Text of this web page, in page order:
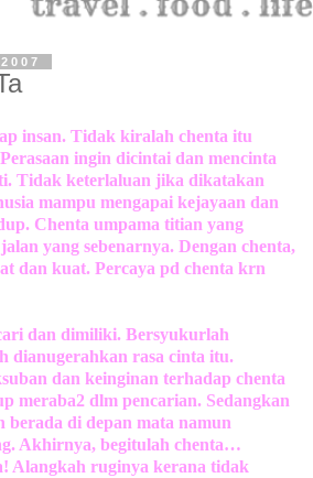
insan. Tidak kiralah chenta itu
ingin dicintai dan mencinta
Tidak keterlaluan jika dikatakan
mampu mengapai kejayaan dan
Chenta umpama titian yang
yang sebenarnya. Dengan chenta,
dan kuat. Percaya pd chenta krn
dan dimiliki. Bersyukurlah
dianugerahkan rasa cinta itu.
dan keinginan terhadap chenta
meraba2 dlm pencarian. Sedangkan
berada di depan mata namun
Akhirnya, begitulah chenta…
Alangkah ruginya kerana tidak